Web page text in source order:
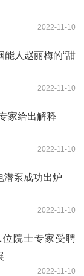
2022-11-10
能人赵丽梅的“甜
2022-11-10
家给出解释
2022-11-10
泵成功出炉
2022-11-10
院士专家受聘
2022-11-10